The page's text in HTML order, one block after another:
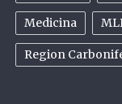
Medicina
Region